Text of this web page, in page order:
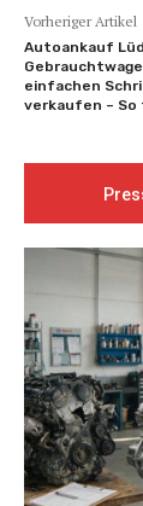
Vorheriger Artikel
Autoankauf
einfachen
verkaufen –